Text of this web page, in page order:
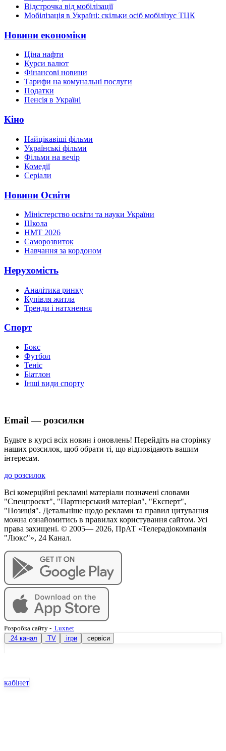
Відстрочка від мобілізації
Мобілізація в Україні: скільки осіб мобілізує ТЦК
Новини економіки
Ціна нафти
Курси валют
Фінансові новини
Тарифи на комунальні послуги
Податки
Пенсія в Україні
Кіно
Найцікавіші фільми
Українські фільми
Фільми на вечір
Комедії
Серіали
Новини Освіти
Міністерство освіти та науки України
Школа
НМТ 2026
Саморозвиток
Навчання за кордоном
Нерухомість
Аналітика ринку
Купівля житла
Тренди і натхнення
Спорт
Бокс
Футбол
Теніс
Біатлон
Інші види спорту
Email — розсилки
Будьте в курсі всіх новин і оновлень! Перейдіть на сторінку
наших розсилок, щоб обрати ті, що відповідають вашим
інтересам.
до розсилок
Всі комерційні рекламні матеріали позначені словами
"Спецпроєкт", "Партнерський матеріал", "Експерт",
"Позиція". Детальніше щодо реклами та правил цитування
можна ознайомитись в правилах користування сайтом. Усі
права захищені. © 2005— 2026, ПрАТ «Телерадіокомпанія
"Люкс"», 24 Канал.
Розробка сайту - Luxnet
24 канал
TV ігри сервіси
кабінет